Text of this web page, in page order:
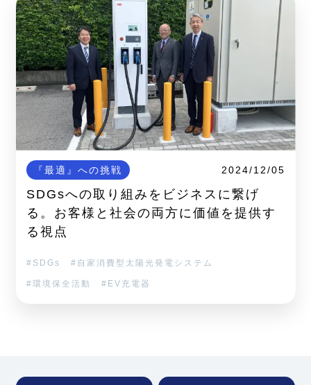
『最適』への挑戦 2024/12/05
SDGsへの取り組みをビジネスに繋げ
る。お客様と社会の両方に価値を提供す
る視点
SDGs 自家消費型太陽光発電システム
環境保全活動 EV充電器